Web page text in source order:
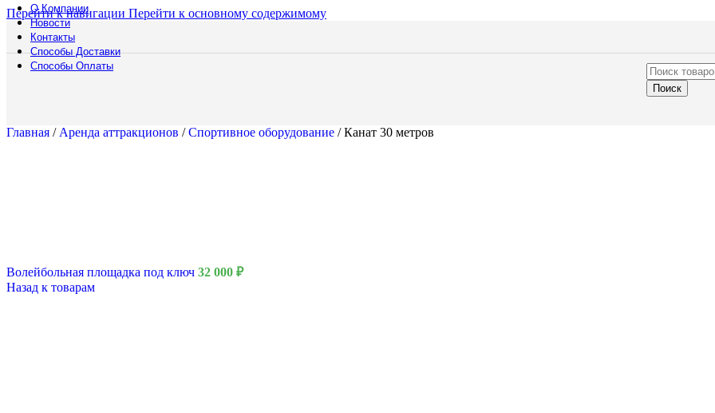
Перейти к навигации Перейти к основному содержимому
О Компании
Новости
Контакты
Способы Доставки
Способы Оплаты
Поиск
Главная / Аренда аттракционов / Спортивное оборудование / Канат 30 метров
Волейбольная площадка под ключ 32 000 ₽
Назад к товарам